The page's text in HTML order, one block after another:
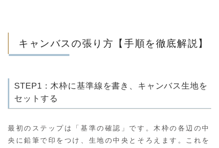
キャンバスの張り方【手順を徹底解説】
STEP1：木枠に基準線を書き、キャンバス生地を
セットする
最初のステップは「基準の確認」です。木枠の各辺の中
央に鉛筆で印をつけ、生地の中央とそろえます。これを